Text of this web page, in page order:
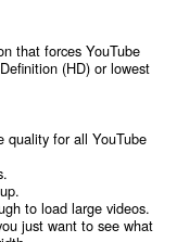
that forces YouTube
(HD) or lowest
quality for all YouTube
to load large videos.
just want to see what